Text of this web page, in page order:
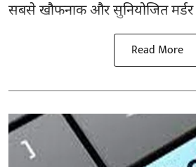
सबसे खौफनाक और सुनियोजित मर्डर
Read More